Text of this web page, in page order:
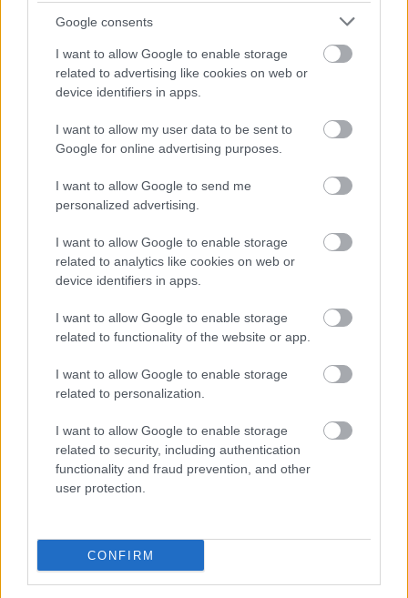
Google consents
I want to allow Google to enable storage
related to advertising like cookies on web or
device identifiers in apps.
I want to allow my user data to be sent to
Google for online advertising purposes.
I want to allow Google to send me
personalized advertising.
I want to allow Google to enable storage
related to analytics like cookies on web or
device identifiers in apps.
I want to allow Google to enable storage
related to functionality of the website or app.
I want to allow Google to enable storage
related to personalization.
I want to allow Google to enable storage
related to security, including authentication
functionality and fraud prevention, and other
user protection.
CONFIRM